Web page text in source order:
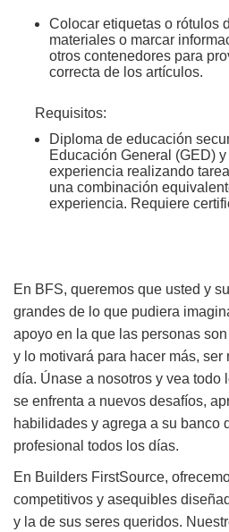
Colocar etiquetas o rótulos
materiales o marcar
otros contenedores para
correcta de los artículos.
Requisitos:
Diploma de educación
Educación General (GED)
experiencia realizando
una combinación
experiencia. Requiere
En BFS, queremos que usted y
grandes de lo que pudiera
apoyo en la que las personas
y lo motivará para hacer más, ser
día. Únase a nosotros y vea todo
se enfrenta a nuevos desafíos,
habilidades y agrega a su banco
profesional todos los días.
En Builders FirstSource,
competitivos y asequibles
y la de sus seres queridos.